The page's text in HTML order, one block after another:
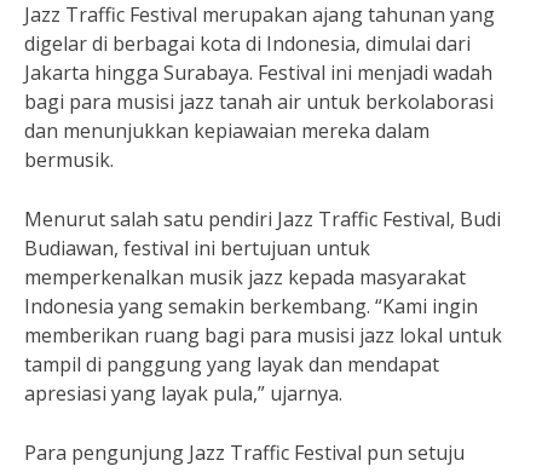
Jazz Traffic Festival merupakan ajang tahunan yang
digelar di berbagai kota di Indonesia, dimulai dari
Jakarta hingga Surabaya. Festival ini menjadi wadah
bagi para musisi jazz tanah air untuk berkolaborasi
dan menunjukkan kepiawaian mereka dalam
bermusik.
Menurut salah satu pendiri Jazz Traffic Festival, Budi
Budiawan, festival ini bertujuan untuk
memperkenalkan musik jazz kepada masyarakat
Indonesia yang semakin berkembang. “Kami ingin
memberikan ruang bagi para musisi jazz lokal untuk
tampil di panggung yang layak dan mendapat
apresiasi yang layak pula,” ujarnya.
Para pengunjung Jazz Traffic Festival pun setuju